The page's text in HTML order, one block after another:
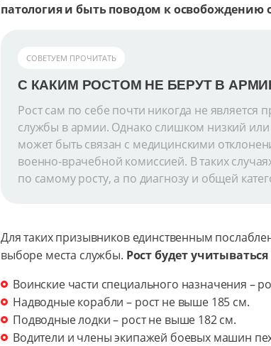
патология и быть поводом к освобождению
СОВЕТУЕМ ПРОЧИТАТЬ
С КАКИМ РОСТОМ НЕ БЕРУТ В
Рост сам по себе почти никогда не является
службы в армии. Однако слишком низкий
может быть связан с медицинскими
военно-врачебной комиссией. В таких
по самому росту, а по диагнозу и общей
Для таких призывников единственным
выборе места службы. Рост будет
Воинские части специального назначения –
Надводные корабли – рост не выше 185 см.
Подводные лодки – рост не выше 182 см.
Водители и члены экипажей боевых машин